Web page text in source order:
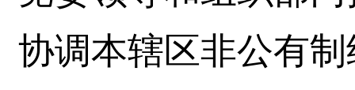
协调本辖区非公有